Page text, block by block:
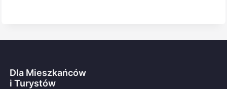
Dla Mieszkańców
i Turystów